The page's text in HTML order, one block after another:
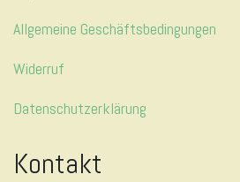
Allgemeine Geschäftsbedingungen
Widerruf
Datenschutzerklärung
Kontakt